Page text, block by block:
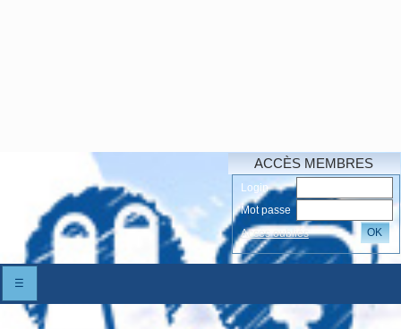
ACCÈS MEMBRES
Login
Mot passe
Accés oubliés
OK
☰